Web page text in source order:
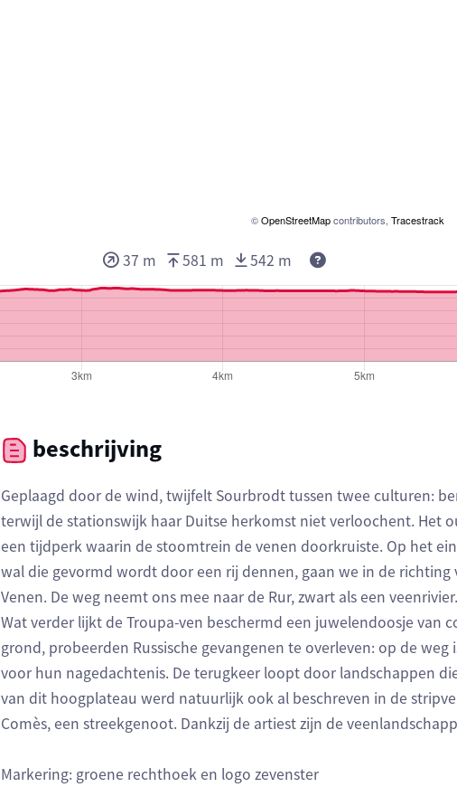
©OpenStreetMapcontributors, Tracestrack
37 m 581 m 542 m Deze waarden
beschrijving
Geplaagd door de wind, twijfelt Sourbrodt tussen twee culturen:
terwijl de stationswijk haar Duitse herkomst niet verloochent. Het
een tijdperk waarin de stoomtrein de venen doorkruiste. Op het
wal die gevormd wordt door een rij dennen, gaan we in de richting
Venen. De weg neemt ons mee naar de Rur, zwart als een veenrivier.
Wat verder lijkt de Troupa-ven beschermd een juwelendoosje van
grond, probeerden Russische gevangenen te overleven: op de
voor hun nagedachtenis. De terugkeer loopt door landschappen
van dit hoogplateau werd natuurlijk ook al beschreven in de
Comès, een streekgenoot. Dankzij de artiest zijn de
Markering: groene rechthoek en logo zevenster